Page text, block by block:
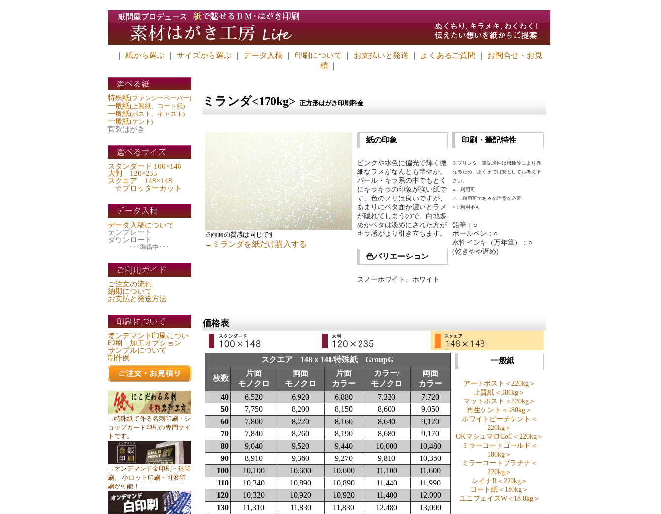
紙から選ぶ サイズから選ぶ データ入稿｜ 印刷について お支払いと発送 よくあるご質問
お問合せ・お見
積
特殊紙(ファンシーペーパー)
一般紙(上質紙、コート紙)
一般紙(ポスト、キャスト)
一般紙(ケント)
官製はがき
スタンダード 100×148
大判 120×235
スクエア 148×148
☆プロッターカット
データ入稿について
テンプレート
ダウンロード
･･･準備中･･･
ご注文の流れ
納期について
お支払と発送方法
オンデマンド印刷について
印刷・加工オプション
サンプルについて
制作例
→特殊紙で作る名刺印刷・シ
ョップカード印刷の専門サイ
トです。
→オンデマンド金印刷・銀印
刷、 小ロット印刷・可変印
刷が可能！
ミランダ<170kg> 正方形はがき印刷料金
※両面の質感は同じです
→ミランダを紙だけ購入する
紙の印象
ピンクや水色に偏光で輝く微
細なラメがなんとも華やか。
パール・キラ系の中でもとく
にキラキラの印象が強い紙で
す。色のノリは良いですが、
あまりにベタ面が濃いとラメ
が隠れてしまうので、白地多
めかベタは淡めにされた方が
キラ感がより引き立ちます。
色バリエーション
スノーホワイト、ホワイト
印刷・筆記特性
※プリンタ・筆記適性は機種等により異
なるため、あくまで目安としてお考え下
さい。
○：利用可
△：利用可であるが注意が必要
×：利用不可
鉛筆：○
ボールペン：○
水性インキ（万年筆）：○
(乾きやや遅め)
価格表
スクエア 148ｘ148/特殊紙 GroupG
枚数
片面
モノクロ
両面
モノクロ
片面
カラー
カラー/
モノクロ
両面
カラー
40
6,520 6,920 6,880 7,320
7,720
50
7,750 8,200 8,150 8,600
9,050
60
7,800 8,220 8,160 8,640
9,120
70
7,840 8,260 8,190 8,680
9,170
80
9,040 9,520 9,440 10,000
10,480
90
8,910 9,360 9,270 9,810
10,350
100
10,100 10,600 10,600 11,100
11,600
110
10,340 10,890 10,890 11,440
11,990
120
10,320 10,920 10,920 11,400
12,000
130
11,310 11,830 11,830 12,480
13,000
一般紙
アートポスト＜220kg＞
上質紙＜180kg＞
マットポスト＜220kg＞
再生ケント＜180kg＞
ホワイトピーチケント＜
220kg＞
OKマシュマロCoC＜220kg＞
ミラーコートゴールド＜
180kg＞
ミラーコートプラチナ＜
220kg＞
レイナR＜220kg＞
コート紙＜180kg＞
ユニフェイスW＜18.0kg＞